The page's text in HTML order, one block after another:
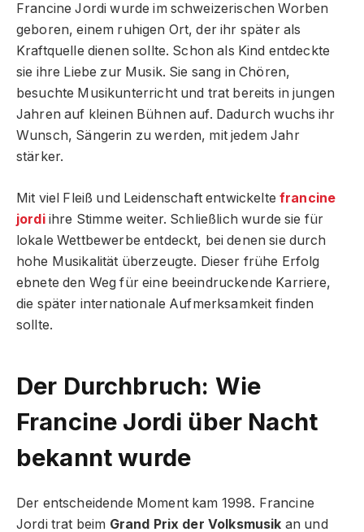
Francine Jordi wurde im schweizerischen Worben
geboren, einem ruhigen Ort, der ihr später als
Kraftquelle dienen sollte. Schon als Kind entdeckte
sie ihre Liebe zur Musik. Sie sang in Chören,
besuchte Musikunterricht und trat bereits in jungen
Jahren auf kleinen Bühnen auf. Dadurch wuchs ihr
Wunsch, Sängerin zu werden, mit jedem Jahr
stärker.
Mit viel Fleiß und Leidenschaft entwickeltefrancine
jordiihre Stimme weiter. Schließlich wurde sie für
lokale Wettbewerbe entdeckt, bei denen sie durch
hohe Musikalität überzeugte. Dieser frühe Erfolg
ebnete den Weg für eine beeindruckende Karriere,
die später internationale Aufmerksamkeit finden
sollte.
Der Durchbruch: Wie
Francine Jordi über Nacht
bekannt wurde
Der entscheidende Moment kam 1998. Francine
Jordi trat beim Grand Prix der Volksmusik an und